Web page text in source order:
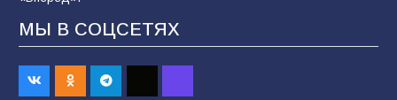
В Батайске продолжаются дорожные работы
98 04.08.2026
МЫ В СОЦСЕТЯХ